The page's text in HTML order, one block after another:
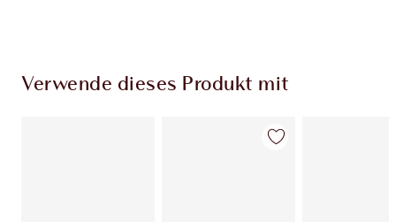
Verwende dieses Produkt mit